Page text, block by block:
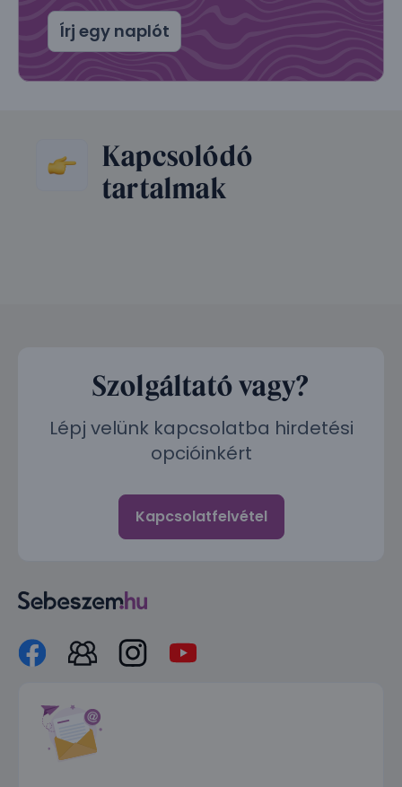
Írj egy naplót
Kapcsolódó
tartalmak
Szolgáltató vagy?
Lépj velünk kapcsolatba hirdetési
opcióinkért
Kapcsolatfelvétel